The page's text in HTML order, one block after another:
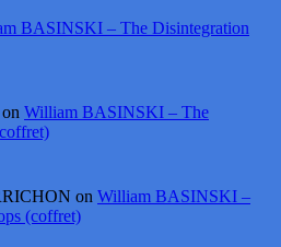
BASINSKI – The Disintegration
William BASINSKI – The
on William BASINSKI –
(coffret)